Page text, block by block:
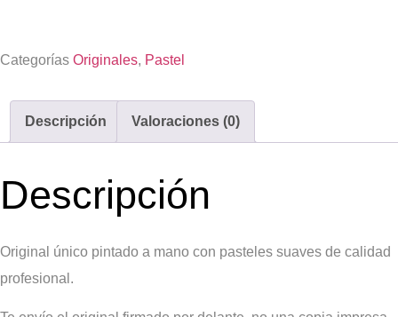
Categorías Originales, Pastel
Descripción Valoraciones (0)
Descripción
Original único pintado a mano con pasteles suaves de calidad
profesional.